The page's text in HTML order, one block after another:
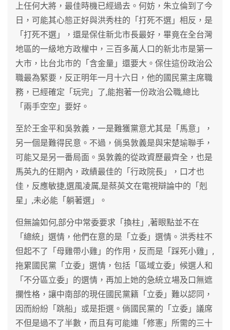
上任何大將，最佳時機已經過去。何妨，朱立倫到了今
日，可能其心態正好與洪秀柱的「打死不選」相反，是
「打死不選」，還是保住新北市長最好，畢竟在全台灣
地區的一級地方政權中，三百多萬人口的新北市是第一
大市，比台北市的「含金量」還要大。保住這份政治公
職最為緊要，反正明年一月十六日，他的國民黨主席職
務，已經確定「玩完」了,能抱著一份政治公職,總比
「兩手空空」要好。
至於王金平和吳敦義，一是難獲黨意尤其是「馬意」，
另一個是難得民意。不過，倘吳敦義是與宋楚瑜聯手，
可能又是另一番局面。吳敦義的從政資歷最齊全，也是
馬英九的任期內，政績最佳的「行政院長」，口才也
佳，反應敏捷,選風凌厲,是蔡英文在電視辯論中的「剋
星」,未必能「躺著選」。
但無論如何,部分中常委要求「換柱」,著眼點並不在
「總統」選情，他們在意的是「立委」選情。洪秀柱不
但起不了「母雞帶小雞」的作用，反而是「踩死小雞」,
拖累國民黨「立委」選情，包括「區域立委」候選人和
「不分區立委」的選情，再加上她的急統立場及口無遮
攔性格，讓中南部的現任國民黨籍「立委」難以認同，
因而紛紛「跳船」或是拒選。倘國民黨的「立委」議席
不但是過不了半數，而且有可能連「修憲」所需的三十